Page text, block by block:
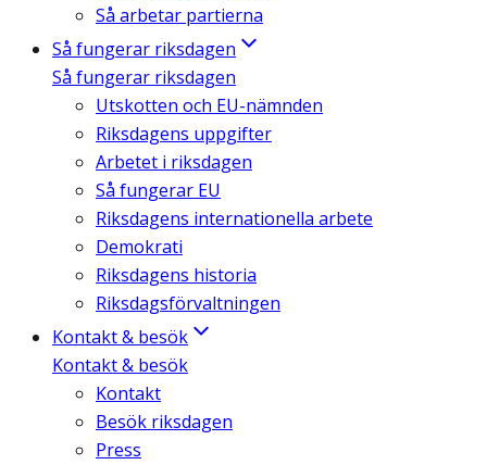
Så arbetar partierna
Så fungerar riksdagen
Så fungerar riksdagen
Utskotten och EU-nämnden
Riksdagens uppgifter
Arbetet i riksdagen
Så fungerar EU
Riksdagens internationella arbete
Demokrati
Riksdagens historia
Riksdagsförvaltningen
Kontakt & besök
Kontakt & besök
Kontakt
Besök riksdagen
Press